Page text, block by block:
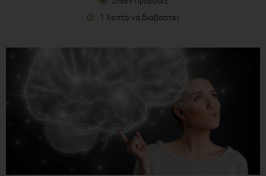
1 λεπτό να διαβαστεί